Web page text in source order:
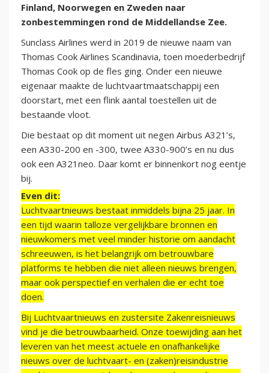
Finland, Noorwegen en Zweden naar
zonbestemmingen rond de Middellandse Zee.
Sunclass Airlines werd in 2019 de nieuwe naam van
Thomas Cook Airlines Scandinavia, toen moederbedrijf
Thomas Cook op de fles ging. Onder een nieuwe
eigenaar maakte de luchtvaartmaatschappij een
doorstart, met een flink aantal toestellen uit de
bestaande vloot.
Die bestaat op dit moment uit negen Airbus A321’s,
een A330-200 en -300, twee A330-900’s en nu dus
ook een A321neo. Daar komt er binnenkort nog eentje
bij.
Even dit:
Luchtvaartnieuws bestaat inmiddels bijna 25 jaar. In
een tijd waarin talloze vergelijkbare bronnen en
nieuwkomers met veel minder historie om aandacht
schreeuwen, is het belangrijk om betrouwbare
platforms te hebben die niet alleen nieuws brengen,
maar ook perspectief en verhalen die er echt toe
doen.
Bij Luchtvaartnieuws en zustersite Zakenreisnieuws
vind je die betrouwbaarheid. Onze toewijding aan het
leveren van het meest actuele en onafhankelijke
nieuws over de luchtvaart- en (zaken)reisindustrie